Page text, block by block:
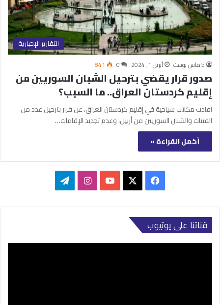
التقارير الإخبارية
داماس بوست أبريل 1, 2024 0
841
صدور قرار يقضي بترحيل الشبان السوريين من
إقليم كردستان العراق.. ما السبب؟
أفادت مكاتب سياحية في إقليم كردستان العراق، عن قرار بترحيل عدد من
الفتيات والشبان السوريين من أربيل، وعدم تجديد الإقامات…
أكمل القراءة »
فيسبوك ‫YouTubeانستقرامتيلقرام
قناتنا على يوتيوب